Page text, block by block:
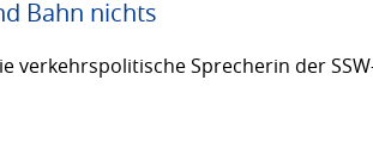
Bahn nichts
Sprecherin der